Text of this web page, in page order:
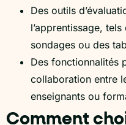
Des outils
l’apprentissage,
sondages ou des
Des fonctionnalités
collaboration entre
enseignants ou
Comment